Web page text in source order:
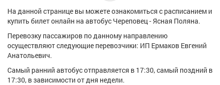
На данной странице вы можете ознакомиться с расписанием и
купить билет онлайн на автобус Череповец - Ясная Поляна.
Перевозку пассажиров по данному направлению
осуществляют следующие перевозчики: ИП Ермаков Евгений
Анатольевич.
Самый ранний автобус отправляется в 17:30, самый поздний в
17:30, в зависимости от дня недели.